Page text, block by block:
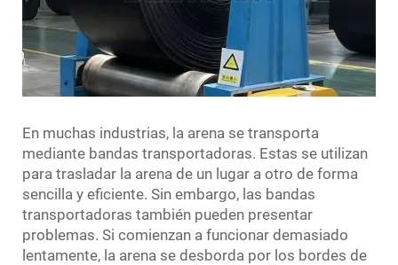
En muchas industrias, la arena se transporta
mediante bandas transportadoras. Estas se utilizan
para trasladar la arena de un lugar a otro de forma
sencilla y eficiente. Sin embargo, las bandas
transportadoras también pueden presentar
problemas. Si comienzan a funcionar demasiado
lentamente, la arena se desborda por los bordes de